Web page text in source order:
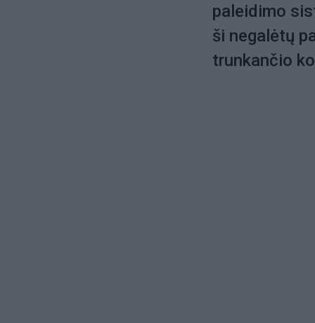
paleidimo
ši negalėtų
trunkančio